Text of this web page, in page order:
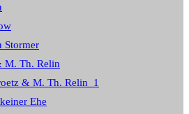
Stormer
M. Th. Relin
& M. Th. Relin_1
Ehe